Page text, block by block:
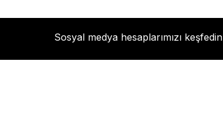
Sosyal medya hesaplarımızı keşfedin